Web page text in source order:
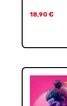
18,90 €